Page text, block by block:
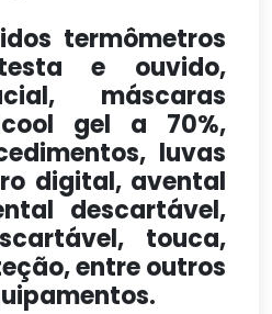
termômetros
e ouvido,
máscaras
gel a 70%,
luvas
digital, avental
descartável,
touca,
entre outros